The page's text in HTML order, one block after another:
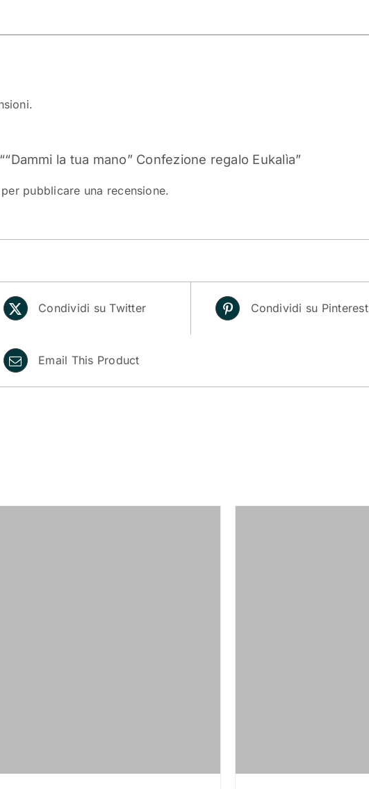
la tua mano” Confezione regalo Eukalìa”
per pubblicare una recensione.
Condividi su Twitter Condividi su Pinterest
Email This Product